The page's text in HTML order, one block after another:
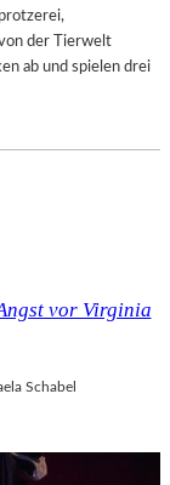
der Tierwelt
ab und spielen drei
vor Virginia
Schabel